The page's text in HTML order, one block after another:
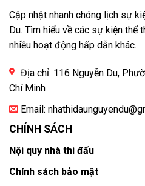
Cập nhật nhanh chóng lịch sự
Du. Tìm hiểu về các sự kiện thể
nhiều hoạt động hấp dẫn khác.
Địa chỉ: 116 Nguyễn Du,
Chí Minh
Email:
CHÍNH SÁCH
Nội quy nhà thi đấu
Chính sách bảo mật